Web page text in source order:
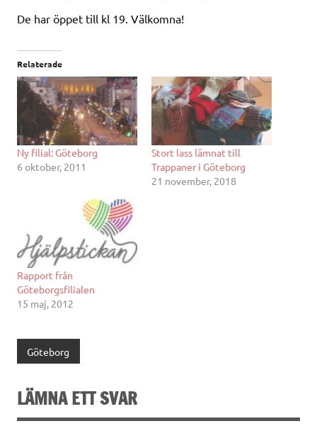
De har öppet till kl 19. Välkomna!
Relaterade
Ny filial: Göteborg
6 oktober, 2011
Stort lass lämnat till
Trappaner i Göteborg
21 november, 2018
Rapport från
Göteborgsfilialen
15 maj, 2012
Göteborg
LÄMNA ETT SVAR